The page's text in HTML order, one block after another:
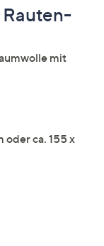
mit
oder ca. 155 x